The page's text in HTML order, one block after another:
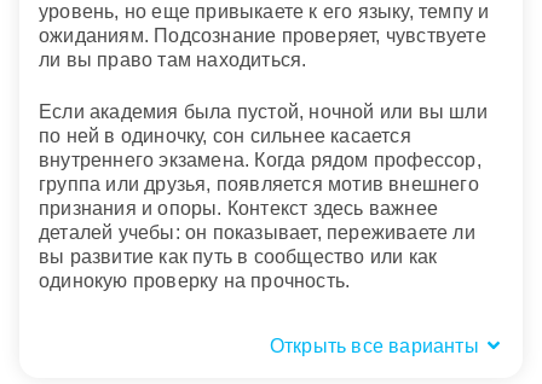
уровень, но еще привыкаете к его языку, темпу и
ожиданиям. Подсознание проверяет, чувствуете
ли вы право там находиться.
Если академия была пустой, ночной или вы шли
по ней в одиночку, сон сильнее касается
внутреннего экзамена. Когда рядом профессор,
группа или друзья, появляется мотив внешнего
признания и опоры. Контекст здесь важнее
деталей учебы: он показывает, переживаете ли
вы развитие как путь в сообщество или как
одинокую проверку на прочность.
Открыть все варианты